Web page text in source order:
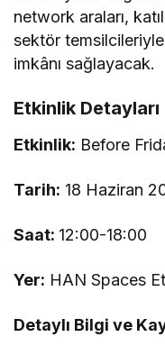
network araları,
sektör
imkânı sağlayacak.
Etkinlik Detayları
Etkinlik: Before
Tarih: 18 Haziran
Saat: 12:00-18:00
Yer: HAN Spaces
Detaylı Bilgi ve